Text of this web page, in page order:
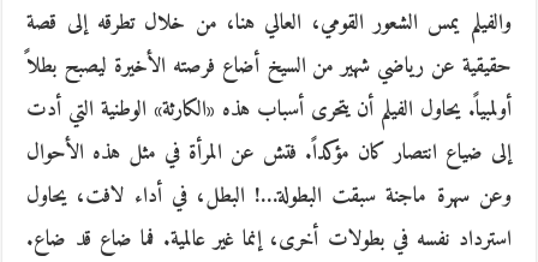
والفيلم يمس الشعور القومي، العالي هنا، من خلال تطرقه إلى قصة
حقيقية عن رياضي شهير من السيخ أضاع فرصته الأخيرة ليصبح بطلاً
أولمبياً. يحاول الفيلم أن يتحرى أسباب هذه «الكارثة» الوطنية التي أدت
إلى ضياع انتصار كان مؤكداً. فتش عن المرأة في مثل هذه الأحوال
وعن سهرة ماجنة سبقت البطولة…! البطل، في أداء لافت، يحاول
استرداد نفسه في بطولات أخرى، إنما غير عالمية. فما ضاع قد ضاع.